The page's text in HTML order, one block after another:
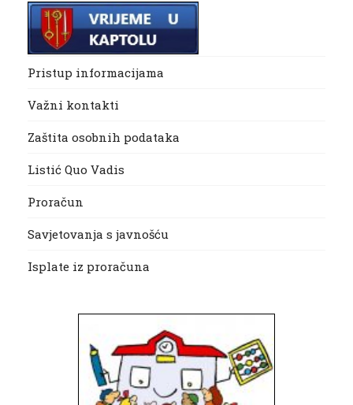
Pristup informacijama
Važni kontakti
Zaštita osobnih podataka
Listić Quo Vadis
Proračun
Savjetovanja s javnošću
Isplate iz proračuna